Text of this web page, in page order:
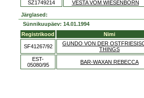
SZ1749214
VESTA VOM WIESENBORN
Järglased:
Sünnikuupäev: 14.01.1994
Registrikood
Nimi
SF41267/92
GUNDO VON DER
THINGS
EST-
05080/95
BAR-WAXAN REBECCA